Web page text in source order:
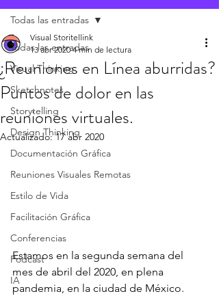
Todas las entradas
Visual Thinking
Sketchnotes
Storytelling
Design Thinking
Documentación Gráfica
Reuniones Visuales Remotas
Estilo de Vida
Facilitación Gráfica
Conferencias
Podcast
IA
Todas las entradas
¿Reuniones en Línea aburridas?
Puntos de dolor en las
reuniones virtuales.
Visual Storitellink
13 abr 2020 4 min de lectura
Actualizado:17 abr 2020
Estamos en la segunda semana del
mes de abril del 2020, en plena
pandemia, en la ciudad de México.